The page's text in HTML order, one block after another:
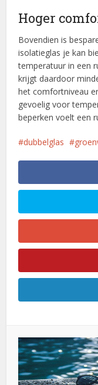
Hoger
Bovendien is
isolatieglas je kan
temperatuur in een
krijgt daardoor
het comfortniveau
gevoelig voor
beperken voelt een
dubbelglas